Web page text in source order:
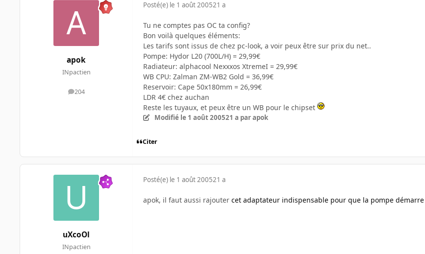
apok
INpactien
204
messages
Posté(e) le 1 août 200521 a
Tu ne comptes pas OC ta config?
Bon voilà quelques éléments:
Les tarifs sont issus de chez pc-look, a voir peux être sur prix du net..
Pompe: Hydor L20 (700L/H) = 29,99€
Radiateur: alphacool Nexxxos XtremeI = 29,99€
WB CPU: Zalman ZM-WB2 Gold = 36,99€
Reservoir: Cape 50x180mm = 26,99€
LDR 4€ chez auchan
Reste les tuyaux, et peux être un WB pour le chipset
Modifié le 1 août 200521 a par apok
Citer
uXcoOl
INpactien
Posté(e) le 1 août 200521 a
apok, il faut aussi rajouter cet adaptateur indispensable pour que la pompe